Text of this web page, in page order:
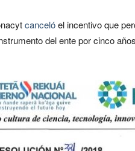
cancelóel incentivo que
del ente por cinco